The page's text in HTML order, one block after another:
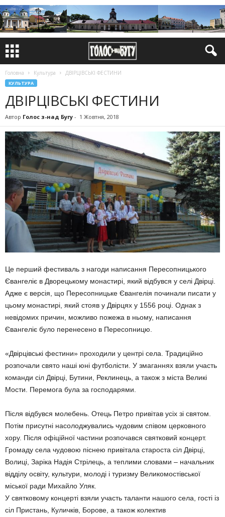
Головна Культура ДВІРЦІВСЬКІ ФЕСТИНИ
КУЛЬТУРА
ДВІРЦІВСЬКІ ФЕСТИНИ
Автор Голос з-над Бугу - 1 Жовтня, 2018
Це перший фестиваль з нагоди написання Пересопницького
Євангеліє в Дворецькому монастирі, який відбувся у селі Двірці.
Адже є версія, що Пересопницьке Євангелія починали писати у
цьому монастирі, який стояв у Двірцях у 1556 році. Однак з
невідомих причин, можливо пожежа в ньому, написання
Євангеліє було перенесено в Пересопницю.
«Двірцівські фестини» проходили у центрі села. Традиційно
розпочали свято наші юні футболісти. У змаганнях взяли участь
команди сіл Двірці, Бутини, Реклинець, а також з міста Великі
Мости. Перемога була за господарями.
Після відбувся молебень. Отець Петро привітав усіх зі святом.
Потім присутні насолоджувались чудовим співом церковного
хору. Після офіційної частини розпочався святковий концерт.
Громаду села чудовою піснею привітала староста сіл Двірці,
Волиці, Заріка Надія Стрілець, а теплими словами – начальник
відділу освіту, культури, молоді і туризму Великомостівської
міської ради Михайло Уляк.
У святковому концерті взяли участь таланти нашого села, гості із
сіл Пристань, Куличків, Борове, а також колектив